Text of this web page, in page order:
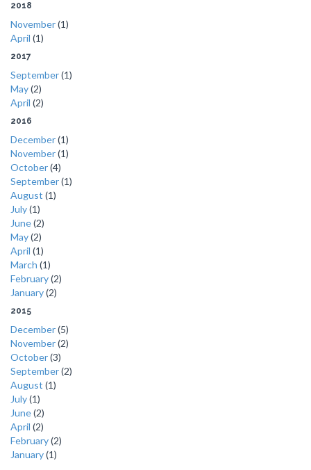
2018
November(1)
April (1)
2017
September(1)
May(2)
April (2)
2016
December(1)
November(1)
October(4)
September(1)
August (1)
July(1)
June(2)
May(2)
April (1)
March (1)
February(2)
January(2)
2015
December(5)
November(2)
October(3)
September(2)
August (1)
July(1)
June(2)
April (2)
February(2)
January(1)